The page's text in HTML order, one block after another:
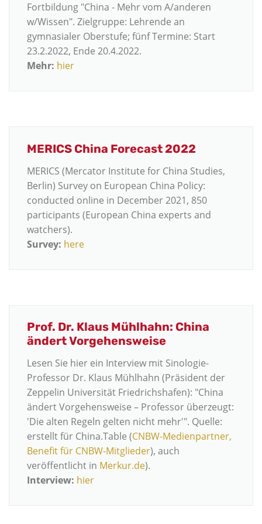
Fortbildung "China - Mehr vom A/anderen
w/Wissen". Zielgruppe: Lehrende an
gymnasialer Oberstufe; fünf Termine: Start
23.2.2022, Ende 20.4.2022.
Mehr: hier
MERICS China Forecast 2022
MERICS (Mercator Institute for China Studies,
Berlin) Survey on European China Policy:
conducted online in December 2021, 850
participants (European China experts and
watchers).
Survey: here
Prof. Dr. Klaus Mühlhahn: China
ändert Vorgehensweise
Lesen Sie hier ein Interview mit Sinologie-
Professor Dr. Klaus Mühlhahn (Präsident der
Zeppelin Universität Friedrichshafen): "China
ändert Vorgehensweise – Professor überzeugt:
'Die alten Regeln gelten nicht mehr'". Quelle:
erstellt für China.Table (CNBW-Medienpartner,
Benefit für CNBW-Mitglieder), auch
veröffentlicht in Merkur.de).
Interview: hier